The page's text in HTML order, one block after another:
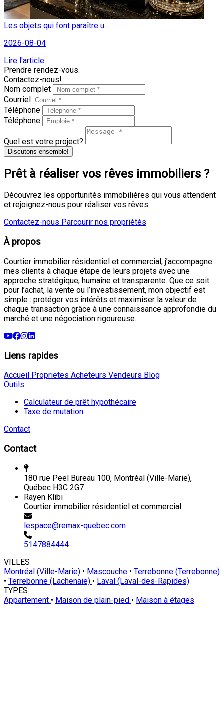
Les objets qui font paraître u...
2026-08-04
Lire l'article
Prendre rendez-vous.
Contactez-nous!
Nom complet
Courriel
Téléphone
Téléphone
Quel est votre project?
Discutons ensemble!
Prêt à réaliser vos rêves immobiliers ?
Découvrez les opportunités immobilières qui vous attendent
et rejoignez-nous pour réaliser vos rêves.
Contactez-nous Parcourir nos propriétés
À propos
Courtier immobilier résidentiel et commercial, j’accompagne
mes clients à chaque étape de leurs projets avec une
approche stratégique, humaine et transparente. Que ce soit
pour l’achat, la vente ou l’investissement, mon objectif est
simple : protéger vos intérêts et maximiser la valeur de
chaque transaction grâce à une connaissance approfondie du
marché et une négociation rigoureuse.
Liens rapides
Accueil Proprietes Acheteurs Vendeurs Blog
Outils
Calculateur de prêt hypothécaire
Taxe de mutation
Contact
Contact
180 rue Peel Bureau 100, Montréal (Ville-Marie),
Québec H3C 2G7
Rayen Klibi
Courtier immobilier résidentiel et commercial
lespace@remax-quebec.com
5147884444
VILLES
Montréal (Ville-Marie) • Mascouche • Terrebonne (Terrebonne)
• Terrebonne (Lachenaie) • Laval (Laval-des-Rapides)
TYPES
Appartement • Maison de plain-pied • Maison à étages